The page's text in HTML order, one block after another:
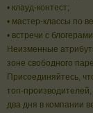
• клауд-контест;
• мастер-классы по
• встречи с
Неизменные
зоне свободного
Присоединяйтесь,
топ-производителей,
два дня в компании